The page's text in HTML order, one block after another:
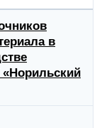
в